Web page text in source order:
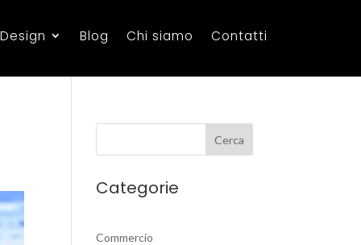
Blog Chi siamo Contatti
Categorie
Commercio